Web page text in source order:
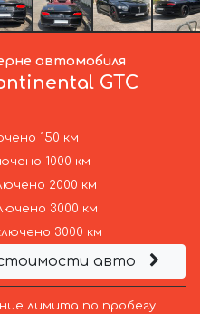
автомобиля
GTC
150 км
1000 км
2000 км
3000 км
3000 км
авто
лимита по пробегу